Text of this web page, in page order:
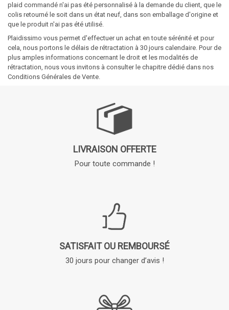
plaid commandé n'ai pas été personnalisé à la demande du client, que le
colis retourné le soit dans un état neuf, dans son emballage d'origine et
que le produit n'ai pas été utilisé.
Plaidissimo vous permet d'effectuer un achat en toute sérénité et pour
cela, nous portons le délais de rétractation à 30 jours calendaire. Pour de
plus amples informations concernant le droit et les modalités de
rétractation, nous vous invitons à consulter le chapitre dédié dans nos
Conditions Générales de Vente.
LIVRAISON OFFERTE
Pour toute commande !
SATISFAIT OU REMBOURSÉ
30 jours pour changer d’avis !